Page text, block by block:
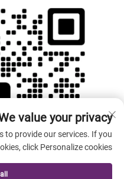
value your privacy
to provide our services. If you
click Personalize cookies.